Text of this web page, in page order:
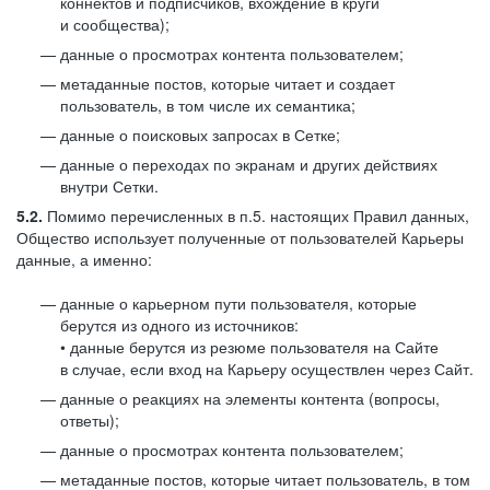
и сообщества);
данные о просмотрах контента пользователем;
метаданные постов, которые читает и создает
пользователь, в том числе их семантика;
данные о поисковых запросах в Сетке;
данные о переходах по экранам и других действиях
внутри Сетки.
5.2. Помимо перечисленных в п.5. настоящих Правил данных,
Общество использует полученные от пользователей Карьеры
данные, а именно:
данные о карьерном пути пользователя, которые
берутся из одного из источников:
• данные берутся из резюме пользователя на Сайте
в случае, если вход на Карьеру осуществлен через Сайт.
данные о реакциях на элементы контента (вопросы,
ответы);
данные о просмотрах контента пользователем;
метаданные постов, которые читает пользователь, в том